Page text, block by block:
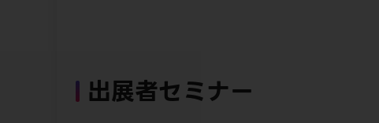
出展者セミナー